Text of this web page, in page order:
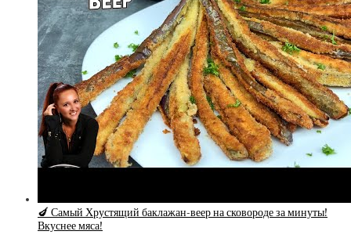
🍆 Самый Хрустящий баклажан-веер на сковороде за минуты!
Вкуснее мяса!